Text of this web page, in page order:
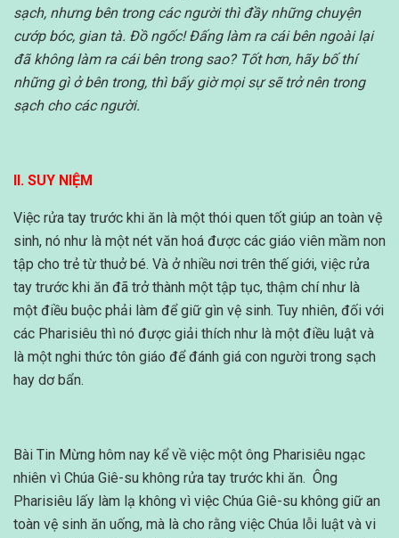
sạch, nhưng bên trong các người thì đầy những chuyện
cướp bóc, gian tà. Đồ ngốc! Đấng làm ra cái bên ngoài lại
đã không làm ra cái bên trong sao? Tốt hơn, hãy bố thí
những gì ở bên trong, thì bấy giờ mọi sự sẽ trở nên trong
sạch cho các người.
II. SUY NIỆM
Việc rửa tay trước khi ăn là một thói quen tốt giúp an toàn vệ
sinh, nó như là một nét văn hoá được các giáo viên mầm non
tập cho trẻ từ thuở bé. Và ở nhiều nơi trên thế giới, việc rửa
tay trước khi ăn đã trở thành một tập tục, thậm chí như là
một điều buộc phải làm để giữ gìn vệ sinh. Tuy nhiên, đối với
các Pharisiêu thì nó được giải thích như là một điều luật và
là một nghi thức tôn giáo để đánh giá con người trong sạch
hay dơ bẩn.
Bài Tin Mừng hôm nay kể về việc một ông Pharisiêu ngạc
nhiên vì Chúa Giê-su không rửa tay trước khi ăn. Ông
Pharisiêu lấy làm lạ không vì việc Chúa Giê-su không giữ an
toàn vệ sinh ăn uống, mà là cho rằng việc Chúa lỗi luật và vi